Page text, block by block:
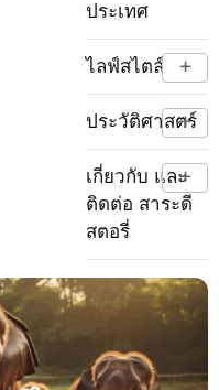
ประเทศ
ไลฟ์สไตล์ +
ประวัติศาสตร์
+
เกี่ยวกับ และ
ติดต่อ สาระดี
สตอรี่
+